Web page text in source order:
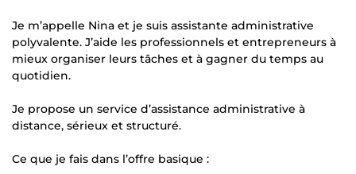
Je m’appelle Nina et je suis assistante administrative
polyvalente. J’aide les professionnels et entrepreneurs à
mieux organiser leurs tâches et à gagner du temps au
quotidien.
Je propose un service d’assistance administrative à
distance, sérieux et structuré.
Ce que je fais dans l’offre basique :